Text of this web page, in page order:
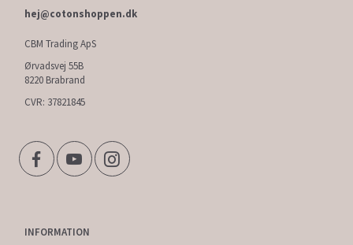
hej@cotonshoppen.dk
CBM Trading ApS
Ørvadsvej 55B
8220 Brabrand
CVR: 37821845
INFORMATION